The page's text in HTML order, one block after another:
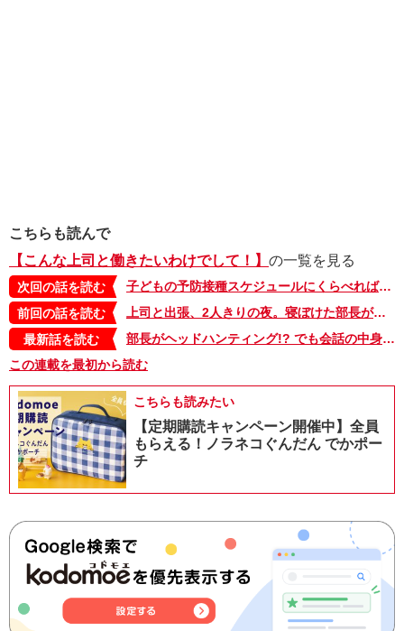
こちらも読んで
【こんな上司と働きたいわけでして！】 の一覧を見る
次回の話を読む
子どもの予防接種スケジュールにくらべれば会社のトラブル調整なんて余裕!?【こんな上司と働きたいわけでして！48】
前回の話を読む
上司と出張、2人きりの夜。寝ぼけた部長がベッドに近づいてきて…!?【こんな上司と働きたいわけでして！46-後編-】
最新話を読む
部長がヘッドハンティング!? でも会話の中身は子どものオペレーション!?【こんな上司と働きたいわけでして！58】
この連載を最初から読む
こちらも読みたい
【定期購読キャンペーン開催中】全員
もらえる！ノラネコぐんだん でかポー
チ